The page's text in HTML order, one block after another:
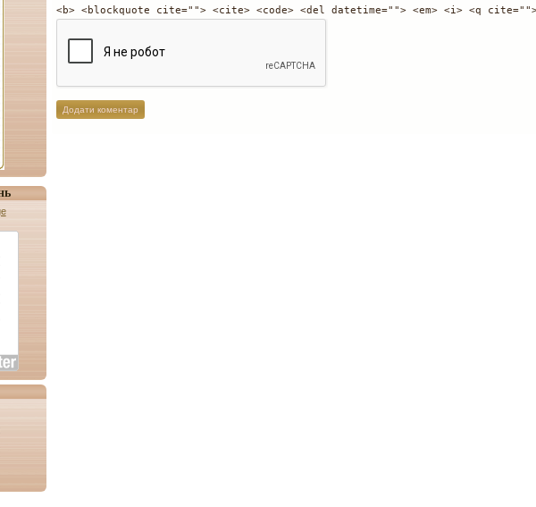
<b> <blockquote cite=""> <cite> <code> <del datetime=""> <em> <i> <q